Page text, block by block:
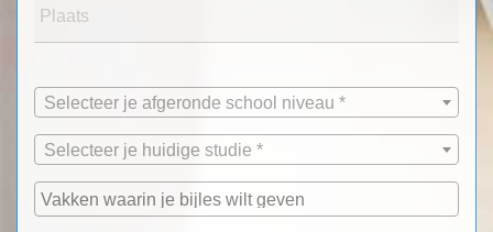
Plaats
Selecteer je afgeronde school niveau *
Selecteer je huidige studie *